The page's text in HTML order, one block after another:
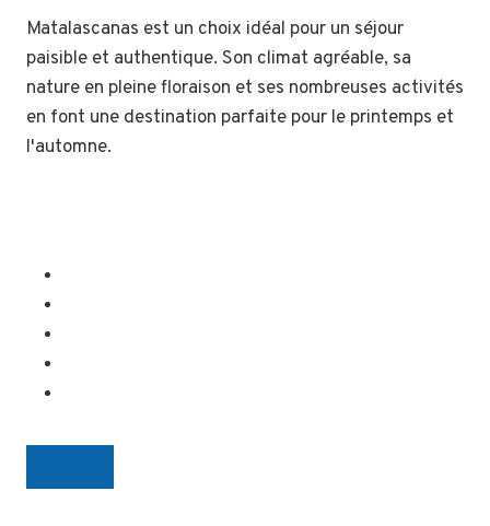
Matalascanas est un choix idéal pour un séjour
paisible et authentique. Son climat agréable, sa
nature en pleine floraison et ses nombreuses activités
en font une destination parfaite pour le printemps et
l'automne.